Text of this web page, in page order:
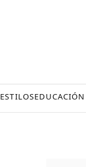
ESTILOSEDUCACIÓN